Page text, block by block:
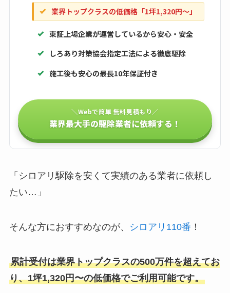
業界トップクラスの低価格「1坪1,320円〜」
東証上場企業が運営しているから安心・安全
しろあり対策協会指定工法による徹底駆除
施工後も安心の最長10年保証付き
＼Webで簡単 無料見積もり／
業界最大手の駆除業者に依頼する！
「シロアリ駆除を安くて実績のある業者に依頼し
たい…」
そんな方におすすめなのが、 シロアリ110番 ！
累計受付は業界トップクラスの500万件を超えてお
り、1坪1,320円〜の低価格でご利用可能です。